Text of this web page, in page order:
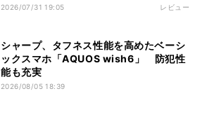
2026/07/31 19:05 レビュー
シャープ、タフネス性能を高めたベーシ
ックスマホ「AQUOS wish6」 防犯性
能も充実
2026/08/05 18:39